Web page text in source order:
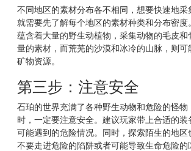
不同地区的素材分布各不相同，想要快速地采
就需要先了解每个地区的素材种类和分布密
蕴含着大量的野生动植物，采集动物的毛皮
量的素材，而荒芜的沙漠和冰冷的山脉，则可
矿物资源。
第三步：注意安全
石珀的世界充满了各种野生动物和危险的怪物
时，一定要注意安全。建议玩家带上合适的
可能遇到的危险情况。同时，探索陌生的地区
不要走进危险的陷阱或者可能导致生命危险的